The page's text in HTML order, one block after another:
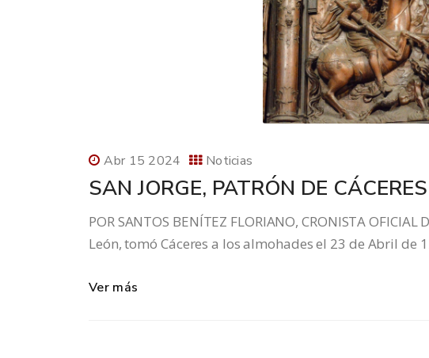
Abr 15 2024 Noticias
SAN JORGE, PATRÓN DE CÁCERES
POR SANTOS BENÍTEZ FLORIANO, CRONISTA
León, tomó Cáceres a los almohades el 23 de Abril de
Ver más